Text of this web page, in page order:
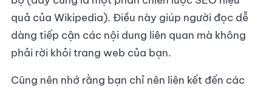
quả của Wikipedia). Điều này giúp người đọc dễ
dàng tiếp cận các nội dung liên quan mà không
phải rời khỏi trang web của bạn.
Cũng nên nhớ rằng bạn chỉ nên liên kết đến các